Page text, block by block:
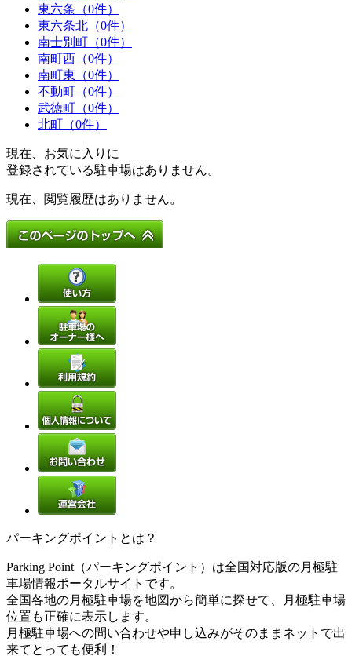
東六条（0件）
東六条北（0件）
南士別町（0件）
南町西（0件）
南町東（0件）
不動町（0件）
武徳町（0件）
北町（0件）
現在、お気に入りに
登録されている駐車場はありません。
現在、閲覧履歴はありません。
パーキングポイントとは？
Parking Point（パーキングポイント）は全国対応版の月極駐
車場情報ポータルサイトです。
全国各地の月極駐車場を地図から簡単に探せて、月極駐車場
位置も正確に表示します。
月極駐車場への問い合わせや申し込みがそのままネットで出
来てとっても便利！